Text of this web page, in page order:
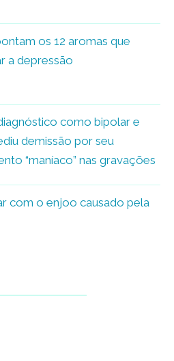
os 12 aromas que
a depressão
como bipolar e
demissão por seu
“maníaco” nas gravações
com o enjoo causado pela